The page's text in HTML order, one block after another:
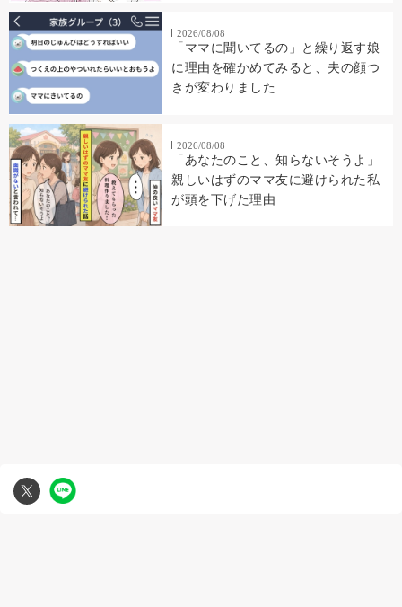
2026/08/08
「ママに聞いてるの」と繰り返す娘
に理由を確かめてみると、夫の顔つ
きが変わりました
2026/08/08
「あなたのこと、知らないそうよ」
親しいはずのママ友に避けられた私
が頭を下げた理由